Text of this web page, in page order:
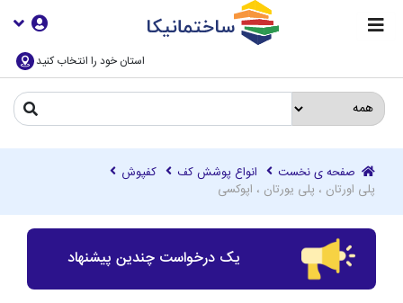
استان خود را انتخاب کنید
صفحه ی نخست انواع پوشش کف
کفپوش
پلی اورتان ، پلی یورتان ، اپوکسی
یک درخواست چندین پیشنهاد